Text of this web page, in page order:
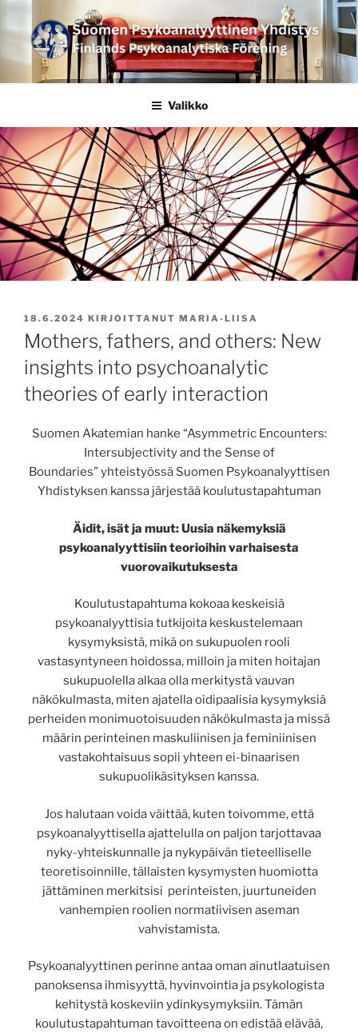
sisältöön
SUOMEN
PSYKOANALYYTTINEN
YHDISTYS FINLANDS
PSYKOANALYTISKA
FÖRENING
Valikko
JULKAISTU
18.6.2024 KIRJOITTANUT MARIA-LIISA
Mothers, fathers, and others: New
insights into psychoanalytic
theories of early interaction
Suomen Akatemian hanke “Asymmetric Encounters:
Intersubjectivity and the Sense of
Boundaries” yhteistyössä Suomen Psykoanalyyttisen
Yhdistyksen kanssa järjestää koulutustapahtuman
Äidit, isät ja muut: Uusia näkemyksiä
psykoanalyyttisiin teorioihin varhaisesta
vuorovaikutuksesta
Koulutustapahtuma kokoaa keskeisiä
psykoanalyyttisia tutkijoita keskustelemaan
kysymyksistä, mikä on sukupuolen rooli
vastasyntyneen hoidossa, milloin ja miten hoitajan
sukupuolella alkaa olla merkitystä vauvan
näkökulmasta, miten ajatella oidipaalisia kysymyksiä
perheiden monimuotoisuuden näkökulmasta ja missä
määrin perinteinen maskuliinisen ja feminiinisen
vastakohtaisuus sopii yhteen ei-binaarisen
sukupuolikäsityksen kanssa.
Jos halutaan voida väittää, kuten toivomme, että
psykoanalyyttisella ajattelulla on paljon tarjottavaa
nyky-yhteiskunnalle ja nykypäivän tieteelliselle
teoretisoinnille, tällaisten kysymysten huomiotta
jättäminen merkitsisi perinteisten, juurtuneiden
vanhempien roolien normatiivisen aseman
vahvistamista.
Psykoanalyyttinen perinne antaa oman ainutlaatuisen
panoksensa ihmisyyttä, hyvinvointia ja psykologista
kehitystä koskeviin ydinkysymyksiin. Tämän
koulutustapahtuman tavoitteena on edistää elävää,